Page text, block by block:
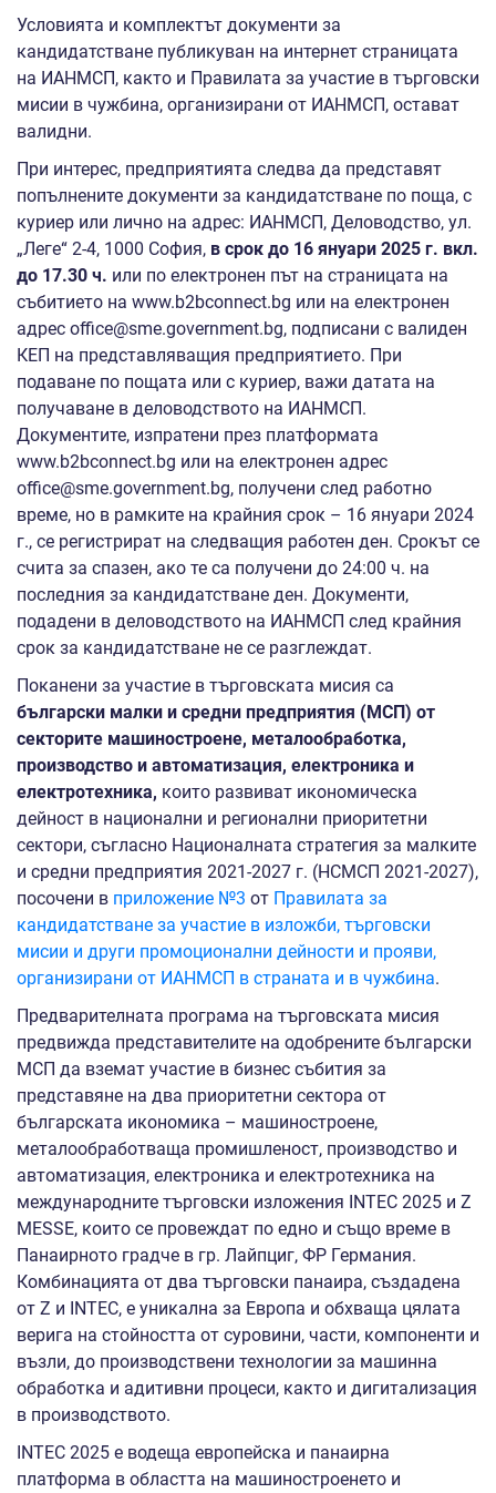
Условията и комплектът документи за
кандидатстване публикуван на интернет страницата
на ИАНМСП, както и Правилата за участие в търговски
мисии в чужбина, организирани от ИАНМСП, остават
валидни.
При интерес, предприятията следва да представят
попълнените документи за кандидатстване по поща, с
куриер или лично на адрес: ИАНМСП, Деловодство, ул.
„Леге“ 2-4, 1000 София, в срок до 16 януари 2025 г. вкл.
до 17.30 ч. или по електронен път на страницата на
събитието на www.b2bconnect.bg или на електронен
адрес office@sme.government.bg, подписани с валиден
КЕП на представляващия предприятието. При
подаване по пощата или с куриер, важи датата на
получаване в деловодството на ИАНМСП.
Документите, изпратени през платформата
www.b2bconnect.bg или на електронен адрес
office@sme.government.bg, получени след работно
време, но в рамките на крайния срок – 16 януари 2024
г., се регистрират на следващия работен ден. Срокът се
счита за спазен, ако те са получени до 24:00 ч. на
последния за кандидатстване ден. Документи,
подадени в деловодството на ИАНМСП след крайния
срок за кандидатстване не се разглеждат.
Поканени за участие в търговската мисия са
български малки и средни предприятия (МСП) от
секторите машиностроене, металообработка,
производство и автоматизация, електроника и
електротехника, които развиват икономическа
дейност в национални и регионални приоритетни
сектори, съгласно Националната стратегия за малките
и средни предприятия 2021-2027 г. (НСМСП 2021-2027),
посочени в приложение №3 от Правилата за
кандидатстване за участие в изложби, търговски
мисии и други промоционални дейности и прояви,
организирани от ИАНМСП в страната и в чужбина.
Предварителната програма на търговската мисия
предвижда представителите на одобрените български
МСП да вземат участие в бизнес събития за
представяне на два приоритетни сектора от
българската икономика – машиностроене,
металообработваща промишленост, производство и
автоматизация, електроника и електротехника на
международните търговски изложения INTEC 2025 и Z
MESSE, които се провеждат по едно и също време в
Панаирното градче в гр. Лайпциг, ФР Германия.
Комбинацията от два търговски панаира, създадена
от Z и INTEC, е уникална за Европа и обхваща цялата
верига на стойността от суровини, части, компоненти и
възли, до производствени технологии за машинна
обработка и адитивни процеси, както и дигитализация
в производството.
INTEC 2025 е водеща европейска и панаирна
платформа в областта на машиностроенето и